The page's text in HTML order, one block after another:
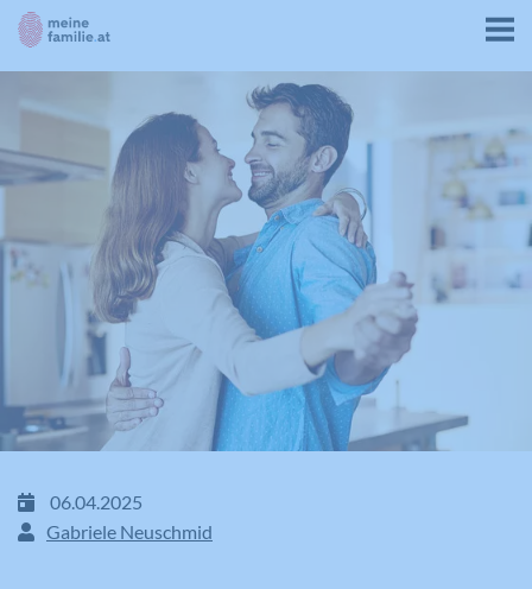
06.04.2025
Gabriele Neuschmid